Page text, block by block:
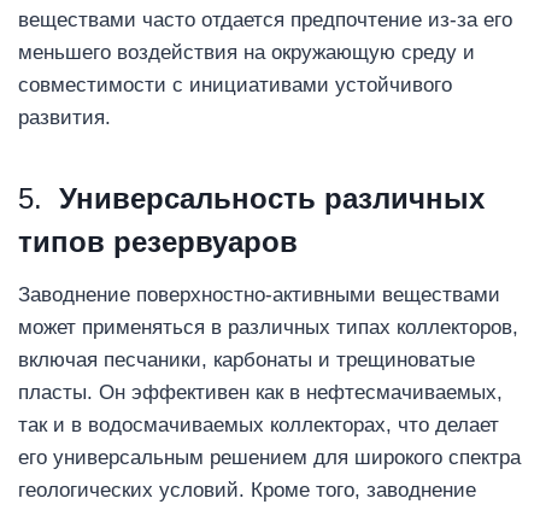
веществами часто отдается предпочтение из-за его
меньшего воздействия на окружающую среду и
совместимости с инициативами устойчивого
развития.
5. Универсальность различных
типов резервуаров
Заводнение поверхностно-активными веществами
может применяться в различных типах коллекторов,
включая песчаники, карбонаты и трещиноватые
пласты. Он эффективен как в нефтесмачиваемых,
так и в водосмачиваемых коллекторах, что делает
его универсальным решением для широкого спектра
геологических условий. Кроме того, заводнение